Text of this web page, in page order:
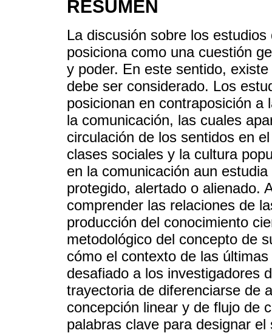
RESUMEN
La discusión sobre los
posiciona como una cuestión
y poder. En este sentido,
debe ser considerado. Los
posicionan en contraposición a
la comunicación, las cuales
circulación de los sentidos en
clases sociales y la cultura
en la comunicación aun
protegido, alertado o alienado.
comprender las relaciones de
producción del conocimiento
metodológico del concepto de
cómo el contexto de las
desafiado a los investigadores
trayectoria de diferenciarse de
concepción linear y de flujo de
palabras clave para designar